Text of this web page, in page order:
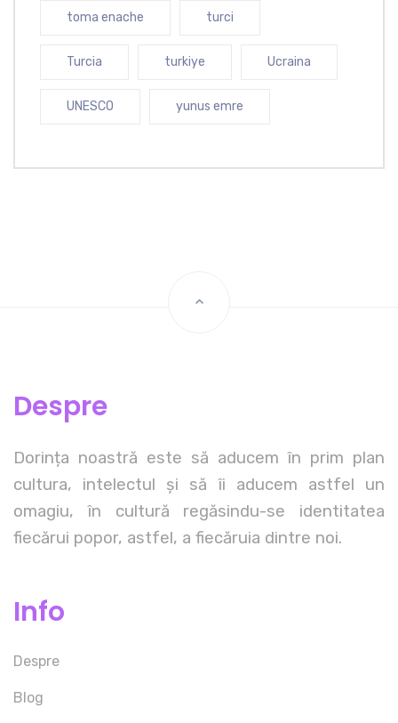
toma enache turci
Turcia turkiye Ucraina
UNESCO yunus emre
Despre
Dorința noastră este să aducem în prim plan
cultura, intelectul și să îi aducem astfel un
omagiu, în cultură regăsindu-se identitatea
fiecărui popor, astfel, a fiecăruia dintre noi.
Info
Despre
Blog